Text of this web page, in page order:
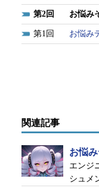
2 お悩み
1 お悩み
関連記事
お悩
エンジ
シュメ